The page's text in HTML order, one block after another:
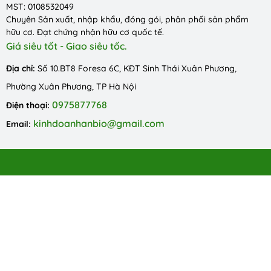
MST: 0108532049
Chuyên Sản xuất, nhập khẩu, đóng gói, phân phối sản phẩm
hữu cơ. Đạt chứng nhận hữu cơ quốc tế.
Giá siêu tốt - Giao siêu tốc.
Địa chỉ: Số 10.BT8 Foresa 6C, KĐT Sinh Thái Xuân Phương,
Phường Xuân Phương, TP Hà Nội
Điện thoại: 0975877768
Email: kinhdoanhanbio@gmail.com